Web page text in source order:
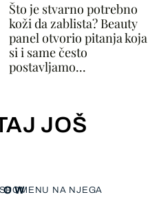
Što je stvarno potrebno
koži da zablista? Beauty
panel otvorio pitanja koja
si i same često
postavljamo...
JOŠ
NA NJEGA